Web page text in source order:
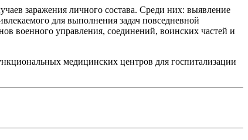
заражения личного состава. Среди них: выявление
для выполнения задач повседневной
военного управления, соединений, воинских частей и
медицинских центров для госпитализации